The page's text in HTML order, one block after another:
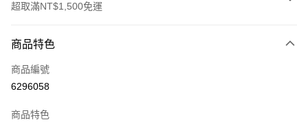
超取滿NT$1,500免運
信用卡一次付款
超商取貨付款
商品特色
商品編號
6296058
商品特色